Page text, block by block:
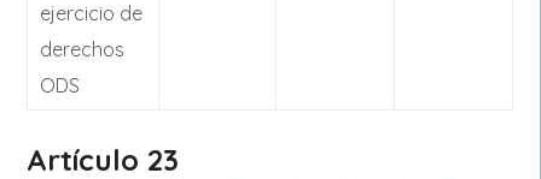
ejercicio de
derechos
ODS
Artículo 23